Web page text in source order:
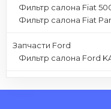
Фильтр салона Fiat
Фильтр салона Fiat
Запчасти Ford
Фильтр салона Ford